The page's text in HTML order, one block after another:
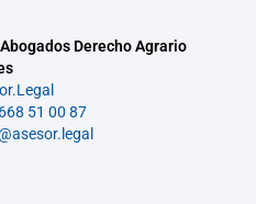
Abogados Derecho Agrario
51 00 87